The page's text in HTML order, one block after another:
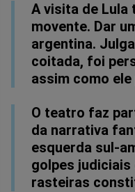
A visita de Lula
movente. Dar
argentina.
coitada, foi
assim como
O teatro faz
da narrativa
esquerda sul-
golpes
rasteiras